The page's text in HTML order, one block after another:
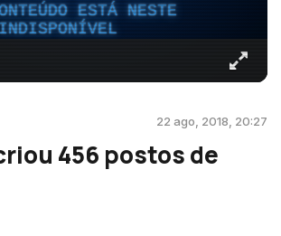
ESTÁ NESTE
INDISPONÍVEL
22 ago, 2018, 20:27
456 postos de